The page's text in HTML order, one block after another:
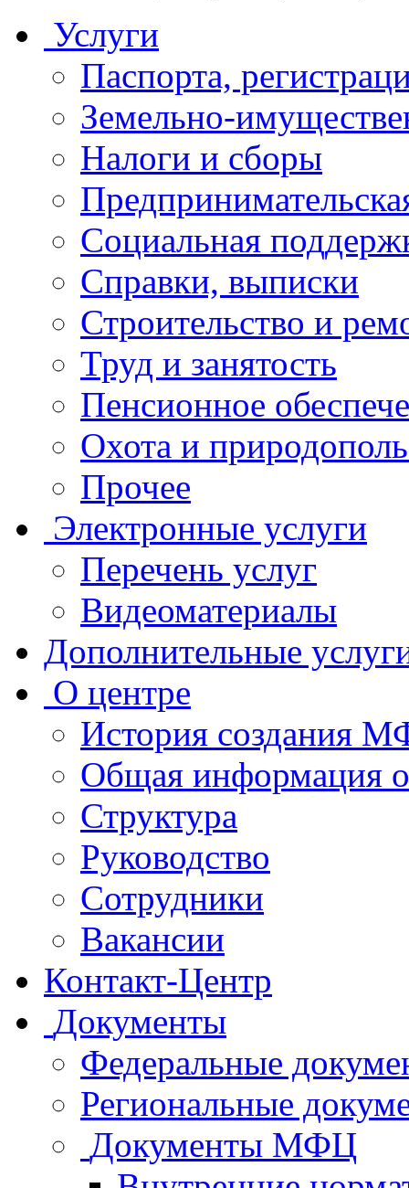
Услуги
Паспорта,
Земельно-
Налоги и сборы
Социальная
Справки, выписки
Строительство и
Труд и занятость
Пенсионное
Охота и
Прочее
Электронные услуги
Перечень услуг
Видеоматериалы
Дополнительные
О центре
История создания
Общая
Структура
Руководство
Сотрудники
Вакансии
Контакт-Центр
Документы
Федеральные
Региональные
Документы МФЦ